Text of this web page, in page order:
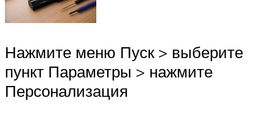
Нажмите меню Пуск > выберите
пункт Параметры > нажмите
Персонализация